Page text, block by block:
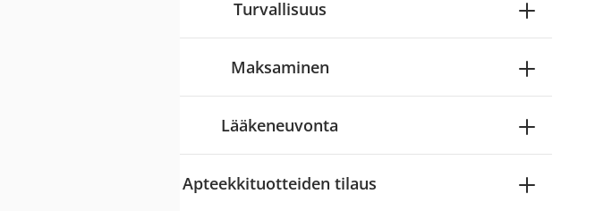
Turvallisuus
Maksaminen
Lääkeneuvonta
Apteekkituotteiden tilaus